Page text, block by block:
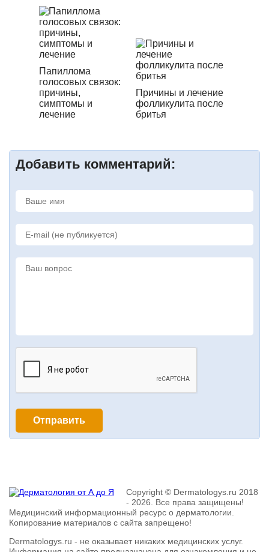
Папиллома
голосовых связок:
причины,
симптомы и
лечение
Причины и лечение
фолликулита после
бритья
Добавить комментарий:
Copyright © Dermatologys.ru 2018
- 2026. Все права защищены!
Медицинский информационный ресурс о дерматологии.
Копирование материалов с сайта запрещено!
Dermatologys.ru - не оказывает никаких медицинских услуг.